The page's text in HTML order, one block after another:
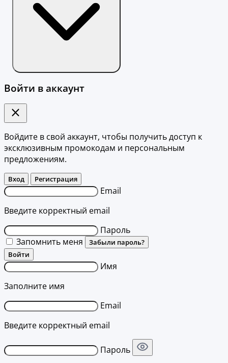
Войти в аккаунт
Войдите в свой аккаунт, чтобы получить доступ к
эксклюзивным промокодам и персональным
предложениям.
Вход Регистрация
Email
Введите корректный email
Пароль
Запомнить меня
Забыли пароль?
Войти
Имя
Заполните имя
Email
Введите корректный email
Пароль